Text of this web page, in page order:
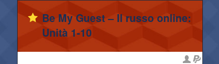
Be My Guest – Il russo online:
Unità 1-10